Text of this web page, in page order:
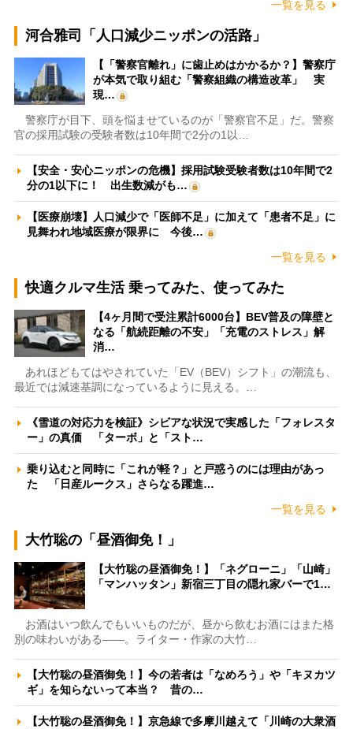
一覧を見る
河合雅司「人口減少ニッポンの活路」
【「警察官離れ」に歯止めはかかるか？】警察庁
が本気で取り組む「警察組織の構造改革」 実
現…
警察庁が目下、頭を悩ませているのが「警察官不足」だ。警察
官の採用試験の受験者数は10年間で2分の1以…
【安全・安心ニッポンの危機】採用試験受験者数は10年間で2
分の1以下に！ 出生数減がも…
【医療崩壊】人口減少で「医師不足」に加えて「患者不足」に
見舞われ地域医療が限界に 今後…
一覧を見る
快適クルマ生活 乗ってみた、使ってみた
【4ヶ月間で受注累計6000台】BEV普及の障壁と
なる「航続距離の不安」「充電のストレス」解
消…
あれほどもてはやされていた「EV（BEV）シフト」の潮流も、
最近では減速基調になっているように見える。…
《雪道の対応力を検証》シビアな状況で実感した「フォレスタ
ー」の真価 「ターボ」と「スト…
乗り込むと同時に「これが軽？」と戸惑うのには理由があっ
た 「日産ルークス」さらなる躍進…
一覧を見る
大竹聡の「昼酒御免！」
【大竹聡の昼酒御免！】「ネグローニ」「山崎」
「マンハッタン」新宿三丁目の隠れ家バーで1…
お酒はいつ飲んでもいいものだが、昼から飲むお酒にはまた格
別の味わいがある――。ライター・作家の大竹…
【大竹聡の昼酒御免！】今の若者は「なめろう」や「キヌカツ
ギ」を知らないって本当？ 昔の…
【大竹聡の昼酒御免！】京急線で多摩川越えて「川崎の大衆酒